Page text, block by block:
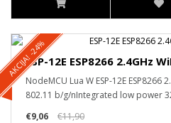
AKCIJA! -24%ESP-12E ESP8266 2.4GHz
NodeMCU Lua W ESP-12E
802.11 b/g/nIntegrated low power
€9,06
€11,90